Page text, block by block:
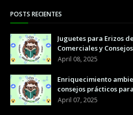
POSTS RECIENTES
Juguetes para Erizos
Comerciales y
April 08, 2025
Enriquecimiento
consejos prácticos
April 07, 2025